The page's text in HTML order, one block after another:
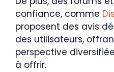
confiance, comme
proposent des avis
des utilisateurs,
perspective
à offrir.